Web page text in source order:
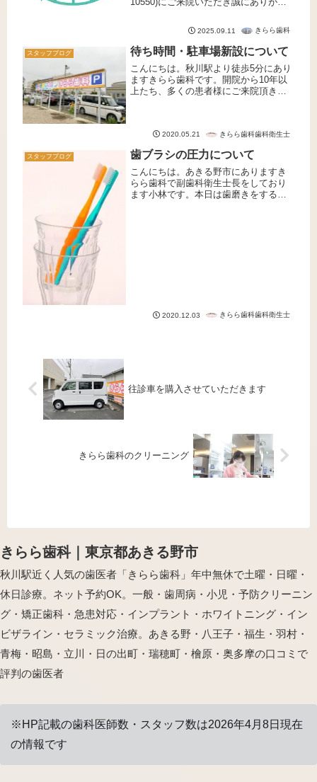
う、予約専用アプリ「Dent AI」を導入
しました。本アプリは、...
2025.09.11 きらら歯科
スタッフブログ 待ち時間・駐車場新設について
こんにちは。秋川駅より徒歩5分にあり
ますきらら歯科です。開院から10年以
上たち、多くの患者様にご来院頂きま
いやすいよう取り組みを強化してお...
2020.05.21 きらら歯科歯科衛生士
スタッフブログ 歯ブラシの圧力について
こんにちは。あきる野市にありますき
らら歯科で副歯科衛生士長をしており
ます小林です。本日は歯磨きをする際
2020.12.03 きらら歯科歯科衛生士
往診車を購入させていただきます
きらら歯科のクリーニング
きらら歯科｜東京都あきる野市
秋川駅近く人気の歯医者「きらら歯科」年中無休で土曜・日曜・
休日診療。ネット予約OK。一般・歯周病・小児・予防クリーニン
グ・矯正歯科・急患対応・インプラント・ホワイトニング・イン
ビザライン・セラミック治療。あきる野・八王子・福生・羽村・
青梅・昭島・立川・日の出町・瑞穂町・檜原・奥多摩の口コミで
評判の歯医者
※HP記載の歯科医師数・スタッフ数は2026年4月8日現在
の情報です